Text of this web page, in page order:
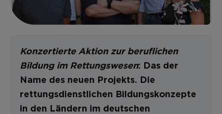
Konzertierte Aktion zur beruflichen
Bildung im Rettungswesen: Das der
Name des neuen Projekts. Die
rettungsdienstlichen Bildungskonzepte
in den Ländern im deutschen